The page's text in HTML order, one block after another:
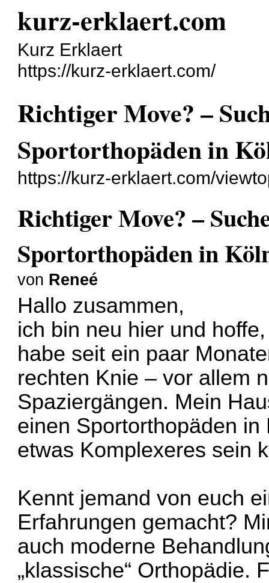
kurz-erklaert.com
Kurz Erklaert
https://kurz-erklaert.com/
Richtiger Move? –
Sportorthopäden in
https://kurz-erklaert.com/
Richtiger Move? –
Sportorthopäden in
von Reneé
Hallo zusammen,
ich bin neu hier und
habe seit ein paar
rechten Knie – vor allem
Spaziergängen. Mein
einen Sportorthopäden
etwas Komplexeres sein
Kennt jemand von euch
Erfahrungen gemacht?
auch moderne
„klassische“ Orthopädie.